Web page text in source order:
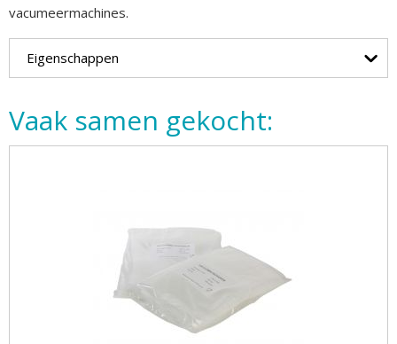
vacumeermachines.
Eigenschappen
Vaak samen gekocht: